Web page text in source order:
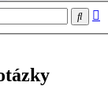
Hledat